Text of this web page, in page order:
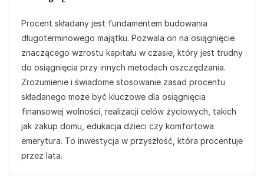
Procent składany jest fundamentem budowania
długoterminowego majątku. Pozwala on na osiągnięcie
znaczącego wzrostu kapitału w czasie, który jest trudny
do osiągnięcia przy innych metodach oszczędzania.
Zrozumienie i świadome stosowanie zasad procentu
składanego może być kluczowe dla osiągnięcia
finansowej wolności, realizacji celów życiowych, takich
jak zakup domu, edukacja dzieci czy komfortowa
emerytura. To inwestycja w przyszłość, która procentuje
przez lata.